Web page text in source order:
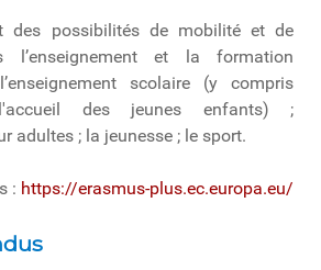
des possibilités de mobilité et de
l’enseignement et la formation
scolaire (y compris
des jeunes enfants) ;
adultes ; la jeunesse ; le sport.
: https://erasmus-plus.ec.europa.eu/